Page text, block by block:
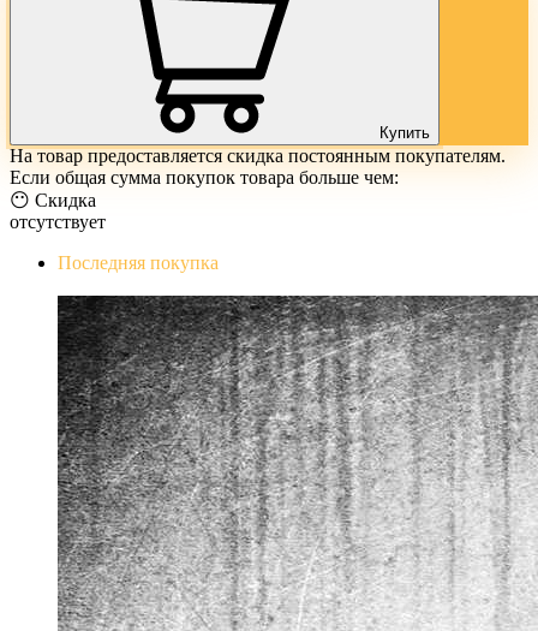
Купить
На товар предоставляется скидка постоянным покупателям.
Если общая сумма покупок товара больше чем:
😶 Скидка
отсутствует
Последняя покупка